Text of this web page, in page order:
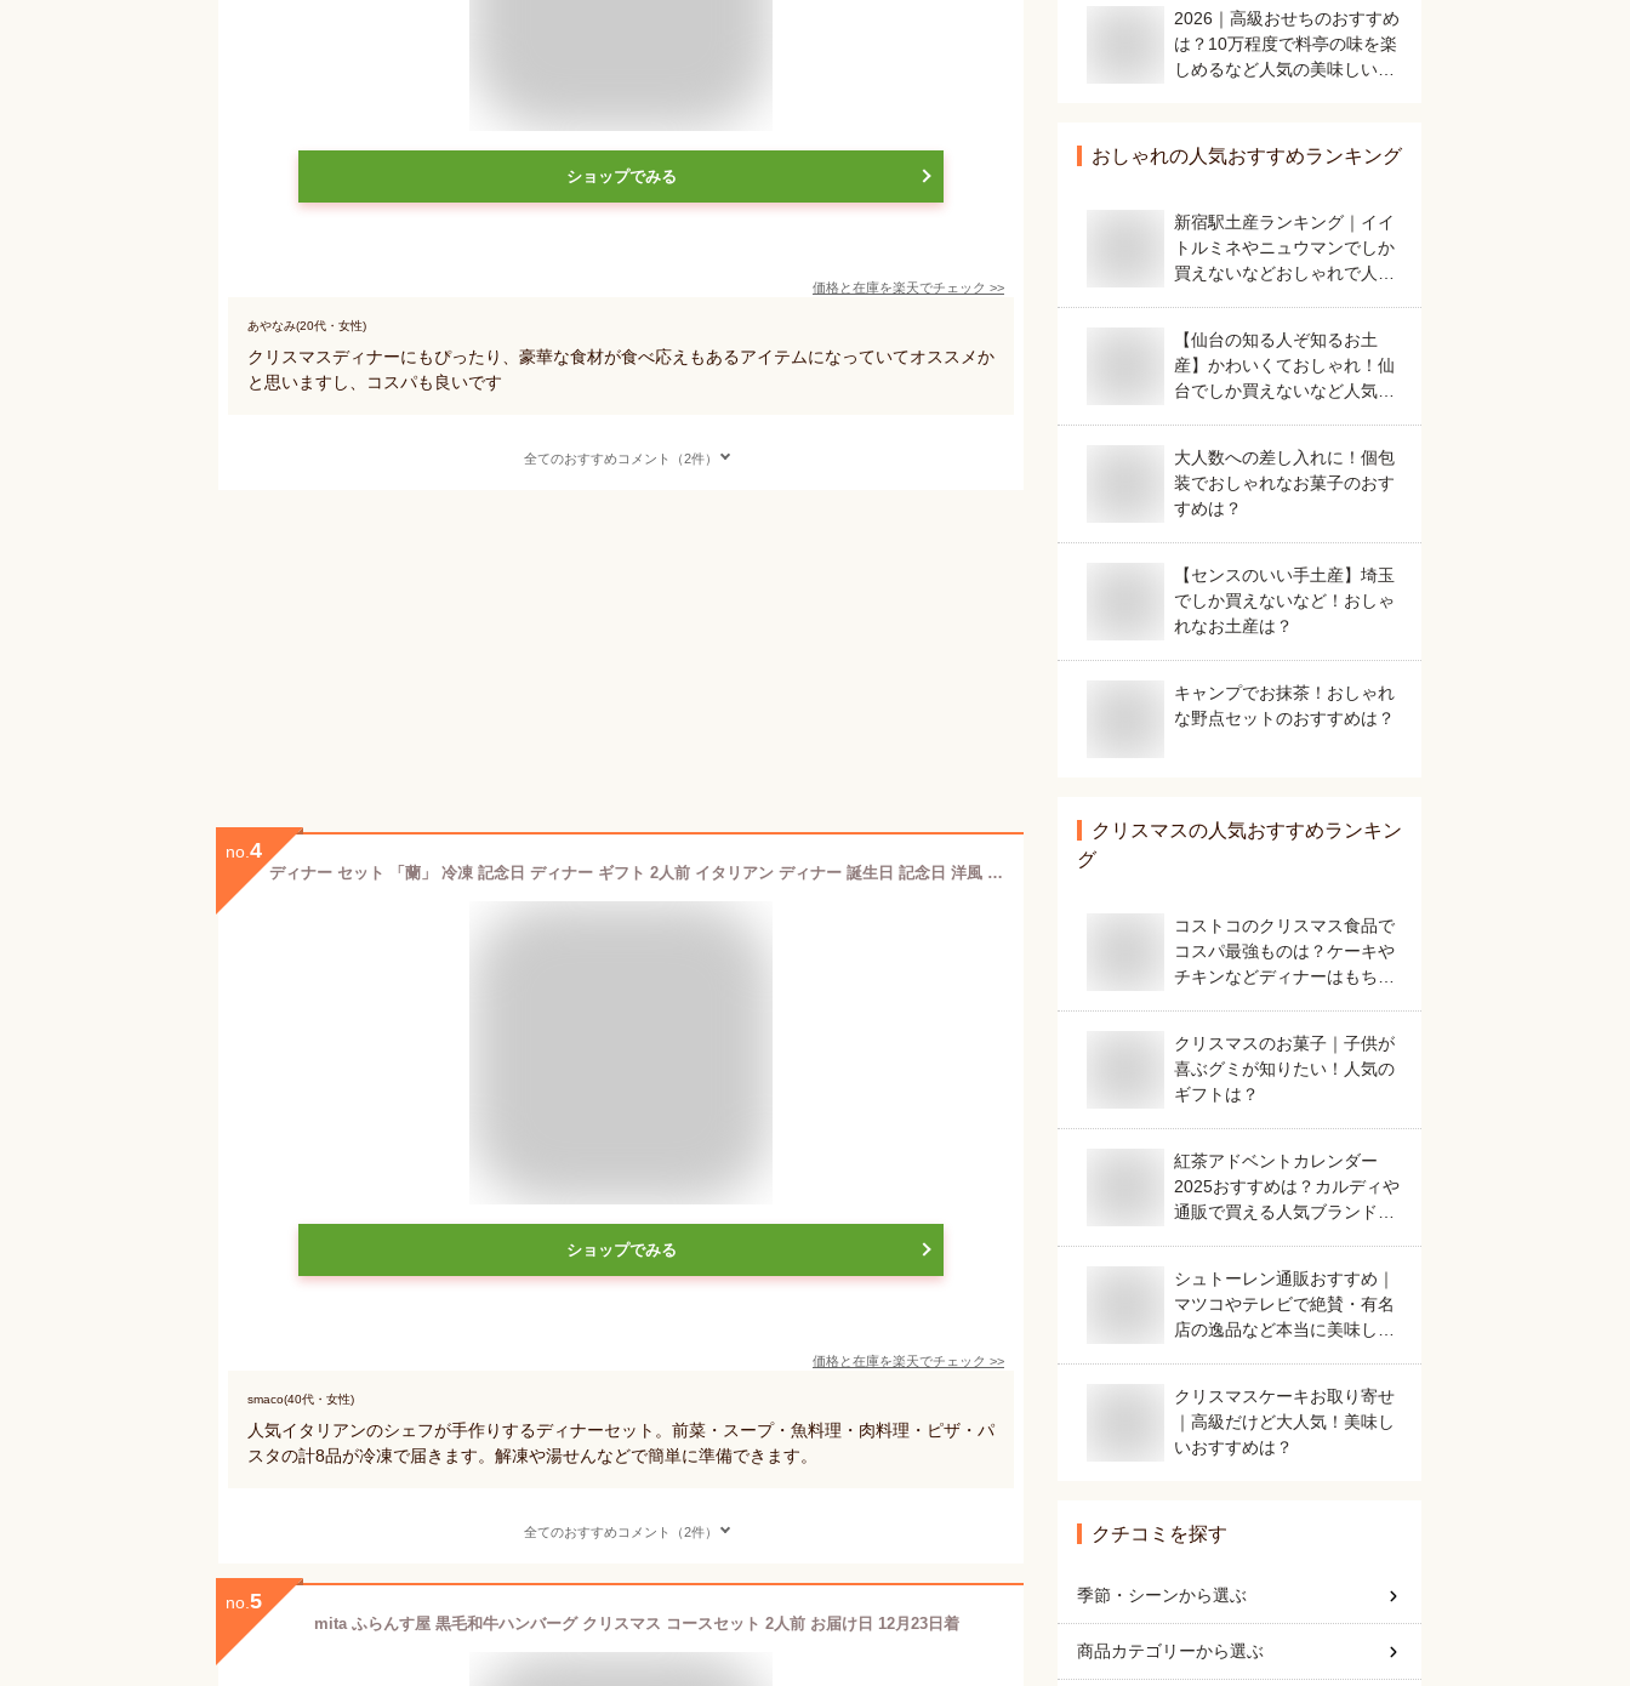
ショップでみる
価格と在庫を楽天でチェック >>
あやなみ(20代・女性)
クリスマスディナーにもぴったり、豪華な食材が食べ応えもあるアイテムになっていてオススメか
と思いますし、コスパも良いです
全てのおすすめコメント（2件）
no. 4
ディナー セット 「蘭」 冷凍 記念日 ディナー ギフト 2人前 イタリアン ディナー 誕生日 記念日 洋風 惣菜 洋食 グルメ 贈答 冷凍 取り寄せ 食品 パーティー 高級 オードブル 時短 ギフト 手作り フルコース 記念日 レストラン 誕生日 ディナー クリスマス 敬老の日 お歳暮
ショップでみる
価格と在庫を楽天でチェック >>
smaco(40代・女性)
人気イタリアンのシェフが手作りするディナーセット。前菜・スープ・魚料理・肉料理・ピザ・パ
スタの計8品が冷凍で届きます。解凍や湯せんなどで簡単に準備できます。
全てのおすすめコメント（2件）
no. 5
mita ふらんす屋 黒毛和牛ハンバーグ クリスマス コースセット 2人前 お届け日 12月23日着
2026｜高級おせちのおすすめ
は？10万程度で料亭の味を楽
しめるなど人気の美味しいも
おしゃれの人気おすすめランキング
新宿駅土産ランキング｜イイ
トルミネやニュウマンでしか
買えないなどおしゃれで人気
【仙台の知る人ぞ知るお土
産】かわいくておしゃれ！仙
台でしか買えないなど人気の
大人数への差し入れに！個包
装でおしゃれなお菓子のおす
すめは？
【センスのいい手土産】埼玉
でしか買えないなど！おしゃ
れなお土産は？
キャンプでお抹茶！おしゃれ
な野点セットのおすすめは？
クリスマスの人気おすすめランキン
グ
コストコのクリスマス食品で
コスパ最強ものは？ケーキや
チキンなどディナーはもちろ
クリスマスのお菓子｜子供が
喜ぶグミが知りたい！人気の
ギフトは？
紅茶アドベントカレンダー
2025おすすめは？カルディや
通販で買える人気ブランドの
シュトーレン通販おすすめ｜
マツコやテレビで絶賛・有名
店の逸品など本当に美味しい
クリスマスケーキお取り寄せ
｜高級だけど大人気！美味し
いおすすめは？
クチコミを探す
季節・シーンから選ぶ
商品カテゴリーから選ぶ